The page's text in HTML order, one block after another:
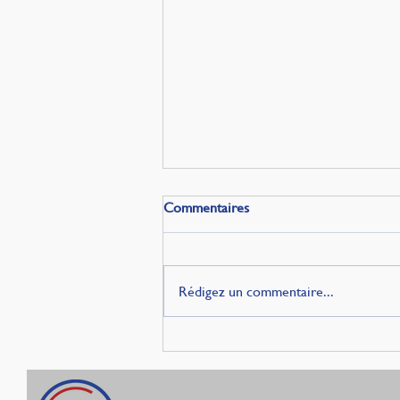
Les trois Turquies des visiteurs
français
Commentaires
Rédigez un commentaire...